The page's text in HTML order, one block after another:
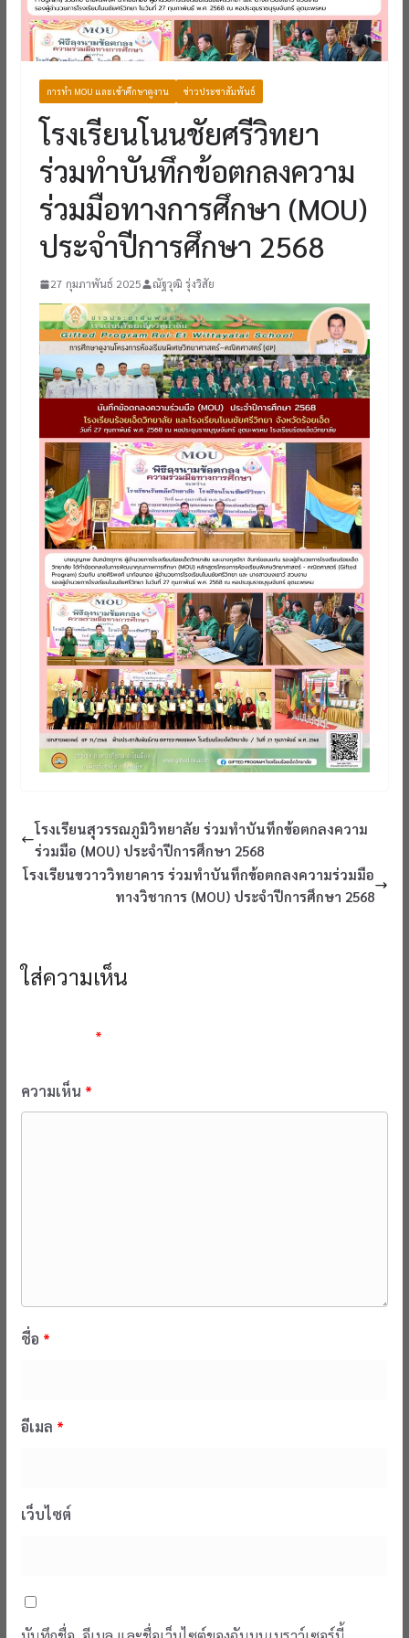
การทำ MOU และเข้าศึกษาดูงาน ข่าวประชาสัมพันธ์
โรงเรียนโนนชัยศรีวิทยา
ร่วมทำบันทึกข้อตกลงความ
ร่วมมือทางการศึกษา (MOU)
ประจำปีการศึกษา 2568
27 กุมภาพันธ์ 2025 ณัฐวุฒิ รุ่งวิสัย
โรงเรียนสุวรรณภูมิวิทยาลัย ร่วมทำบันทึกข้อตกลงความ
ร่วมมือ (MOU) ประจำปีการศึกษา 2568
โรงเรียนขวาววิทยาคาร ร่วมทำบันทึกข้อตกลงความร่วมมือ
ทางวิชาการ (MOU) ประจำปีการศึกษา 2568
ใส่ความเห็น
*
ความเห็น *
ชื่อ *
อีเมล *
เว็บไซต์